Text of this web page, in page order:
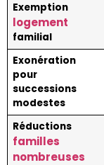
Exemption
logement
familial
Exonération
pour
successions
modestes
Réductions
familles
nombreuses